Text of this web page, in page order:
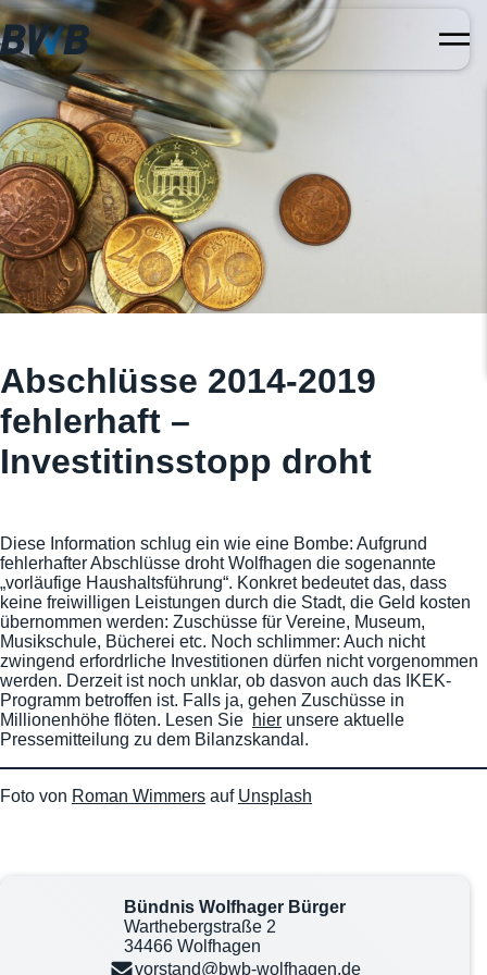
Abschlüsse 2014-2019
fehlerhaft –
Investitinsstopp droht
Diese Information schlug ein wie eine Bombe: Aufgrund
fehlerhafter Abschlüsse droht Wolfhagen die sogenannte
„vorläufige Haushaltsführung“. Konkret bedeutet das, dass
keine freiwilligen Leistungen durch die Stadt, die Geld kosten
übernommen werden: Zuschüsse für Vereine, Museum,
Musikschule, Bücherei etc. Noch schlimmer: Auch nicht
zwingend erfordrliche Investitionen dürfen nicht vorgenommen
werden. Derzeit ist noch unklar, ob dasvon auch das IKEK-
Programm betroffen ist. Falls ja, gehen Zuschüsse in
Millionenhöhe flöten. Lesen Sie hier unsere aktuelle
Pressemitteilung zu dem Bilanzskandal.
Foto von Roman Wimmers auf Unsplash
Bündnis Wolfhager Bürger
Warthebergstraße 2
34466 Wolfhagen
vorstand@bwb-wolfhagen.de